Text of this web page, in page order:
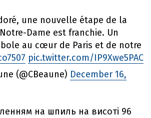
une nouvelle étape de la
Dame est franchie. Un
au cœur de Paris et de notre
pic.twitter.com/IP9Xwe5PAC
(@CBeaune) December 16,
на шпиль на висоті 96